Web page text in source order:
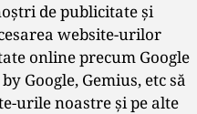
de publicitate și
website-urilor
online precum Google
Google, Gemius, etc să
urile noastre şi pe alte